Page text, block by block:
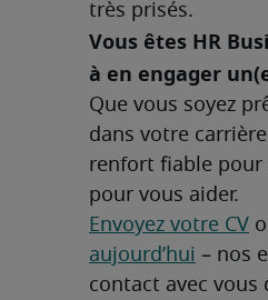
très prisés.
Vous êtes HR
Que vous soyez
dans votre
renfort fiable pour
pour vous aider.
Envoyez votre CV
aujourd’hui – nos
contact avec vous